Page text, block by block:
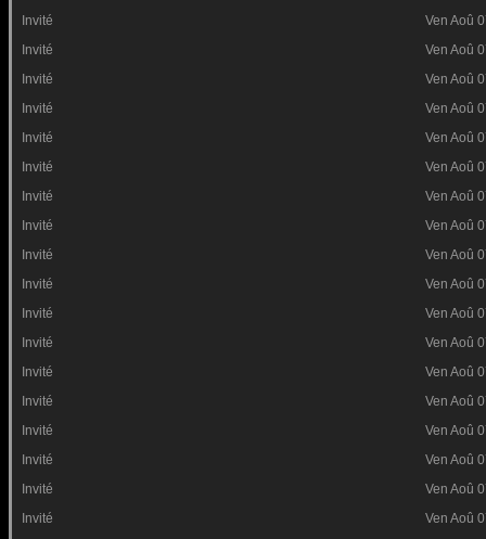
Invité
Ven Aoû
Invité
Ven Aoû
Invité
Ven Aoû
Invité
Ven Aoû
Invité
Ven Aoû
Invité
Ven Aoû
Invité
Ven Aoû
Invité
Ven Aoû
Invité
Ven Aoû
Invité
Ven Aoû
Invité
Ven Aoû
Invité
Ven Aoû
Invité
Ven Aoû
Invité
Ven Aoû
Invité
Ven Aoû
Invité
Ven Aoû
Invité
Ven Aoû
Invité
Ven Aoû